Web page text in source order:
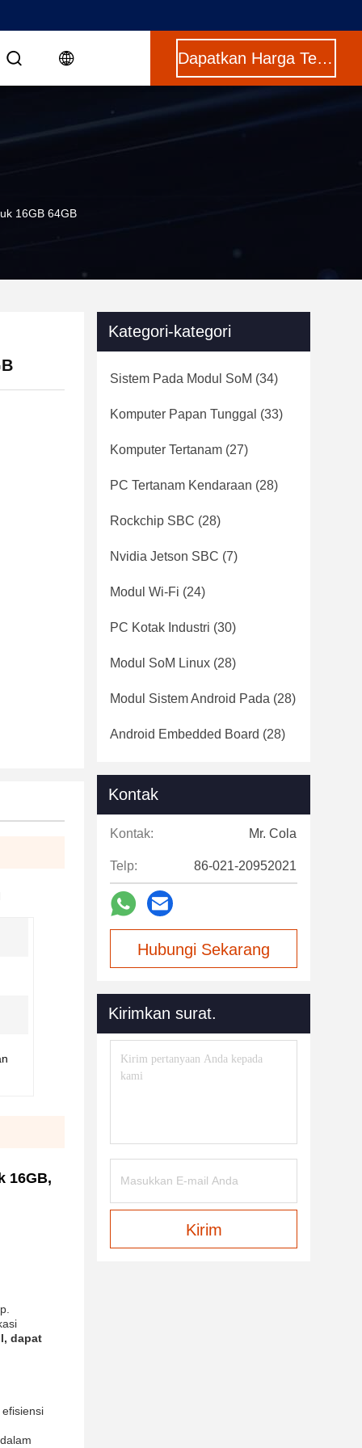
Dapatkan Harga Terbaik
16GB 64GB
16GB,
dapat
efisiensi
Kategori-kategori
Sistem Pada Modul SoM (34)
Komputer Papan Tunggal (33)
Komputer Tertanam (27)
PC Tertanam Kendaraan (28)
Rockchip SBC (28)
Nvidia Jetson SBC (7)
Modul Wi-Fi (24)
PC Kotak Industri (30)
Modul SoM Linux (28)
Modul Sistem Android Pada (28)
Android Embedded Board (28)
Kontak
Kontak: Mr. Cola
Telp: 86-021-20952021
Hubungi Sekarang
Kirimkan surat.
Kirim